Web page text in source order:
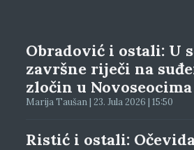
Obradović i ostali: U
završne riječi na
zločin u Novoseocima
Marija Taušan | 23. Jula 2026 | 15:50
Ristić i ostali: